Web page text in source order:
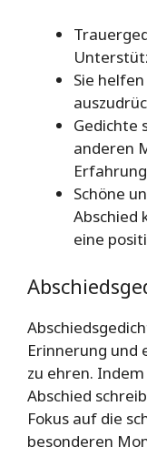
Sie
Gedichte
anderen
Schöne
Abschied
eine
Erinnerung und
zu ehren.
Abschied
Fokus auf die
besonderen